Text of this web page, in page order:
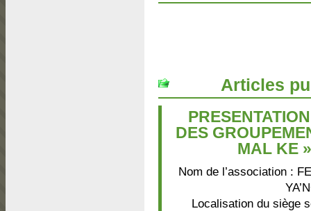
Articles
DES
MAL KE
Nom de l’association :
Localisation du siège